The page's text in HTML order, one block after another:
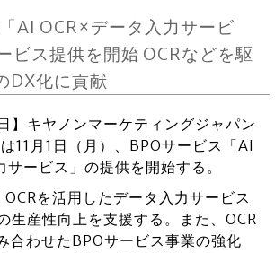
AI OCR×データ入力サービ
ス提供を開始 OCRなどを駆
DX化に貢献
】キヤノンマーケティングジャパン
は11月1日（月）、BPOサービス「AI
ービス」の提供を開始する。
を活用したデータ入力サービス
生産性向上を支援する。また、OCR
合わせたBPOサービス事業の強化